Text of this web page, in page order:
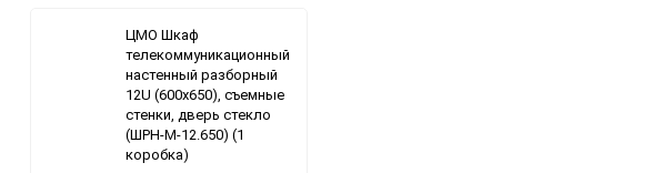
ЦМО Шкаф
телекоммуникационный
настенный разборный
12U (600х650), съемные
стенки, дверь стекло
(ШРН-М-12.650) (1
коробка)